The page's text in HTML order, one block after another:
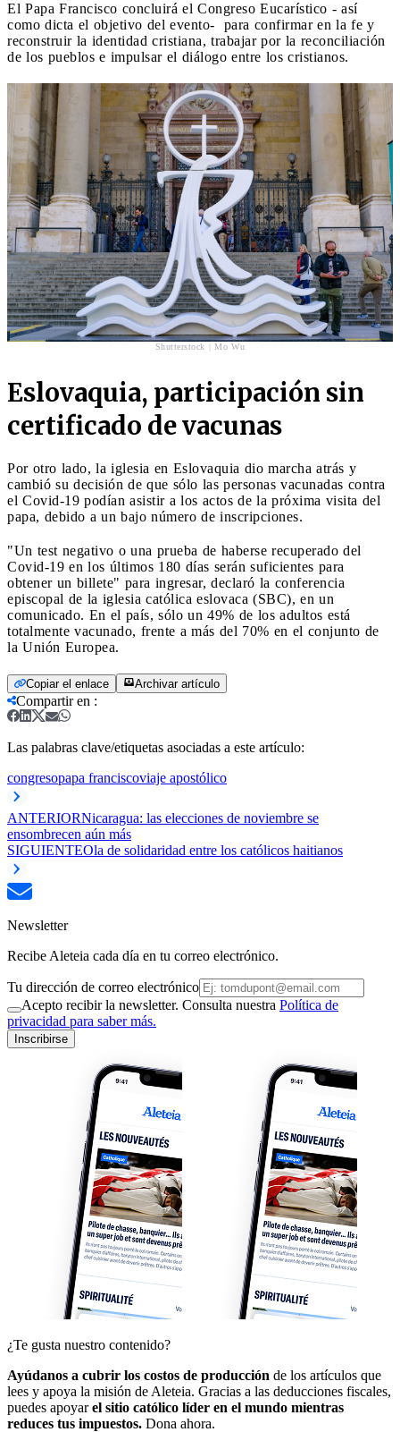
El Papa Francisco concluirá el Congreso Eucarístico - así
como dicta el objetivo del evento- para confirmar en la fe y
reconstruir la identidad cristiana, trabajar por la reconciliación
de los pueblos e impulsar el diálogo entre los cristianos.
Shutterstock | Mo Wu
Eslovaquia, participación sin
certificado de vacunas
Por otro lado, la iglesia en Eslovaquia dio marcha atrás y
cambió su decisión de que sólo las personas vacunadas contra
el Covid-19 podían asistir a los actos de la próxima visita del
papa, debido a un bajo número de inscripciones.
"Un test negativo o una prueba de haberse recuperado del
Covid-19 en los últimos 180 días serán suficientes para
obtener un billete" para ingresar, declaró la conferencia
episcopal de la iglesia católica eslovaca (SBC), en un
comunicado. En el país, sólo un 49% de los adultos está
totalmente vacunado, frente a más del 70% en el conjunto de
la Unión Europea.
Copiar el enlace Archivar artículo
Compartir en :
Las palabras clave/etiquetas asociadas a este artículo:
congresopapa franciscoviaje apostólico
ANTERIORNicaragua: las elecciones de noviembre se
ensombrecen aún más
SIGUIENTEOla de solidaridad entre los católicos haitianos
Newsletter
Recibe Aleteia cada día en tu correo electrónico.
Tu dirección de correo electrónico
Acepto recibir la newsletter. Consulta nuestra Política de
privacidad para saber más.
Inscribirse
¿Te gusta nuestro contenido?
Ayúdanos a cubrir los costos de producción de los artículos que
lees y apoya la misión de Aleteia. Gracias a las deducciones fiscales,
puedes apoyarel sitio católico líder en el mundo mientras
reduces tus impuestos. Dona ahora.